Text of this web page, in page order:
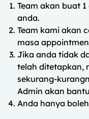
Team akan buat
anda.
Team kami akan
masa
Jika anda tidak
telah ditetapkan,
sekurang-
Admin akan
Anda hanya